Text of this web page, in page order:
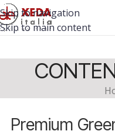
Skip to navigation
Skip to main content
Premium